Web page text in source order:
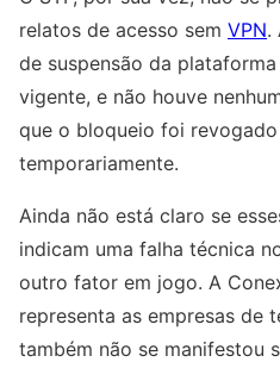
relatos de acesso sem VPN.
de suspensão da
vigente, e não houve
que o bloqueio foi revogado
temporariamente.
Ainda não está claro se
indicam uma falha técnica
outro fator em jogo. A
representa as empresas de
também não se manifestou